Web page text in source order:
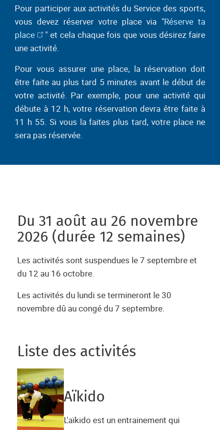
Pour participer aux activités du Service des sports,
vous devez réserver votre place via "Réserve ta
place
" et cela chaque fois que vous désirez faire
une activité.
Pour vous assurer une place, la réservation doit
être faite au plus tard 5 minutes avant le début de
votre activité. Par exemple, pour une activité qui
débute à 12 h, votre réservation devra être faite à
11 h 55. Si vous la faites plus tard, votre place ne
sera pas réservée.
Du 31 août au 26 novembre
2026 (durée 12 semaines)
Les activités sont suspendues le 7 septembre et
du 12 au 16 octobre.
Les activités du lundi se termineront le 30
novembre dû au congé du 7 septembre.
Liste des activités
Aïkido
L'aïkido est un entrainement qui